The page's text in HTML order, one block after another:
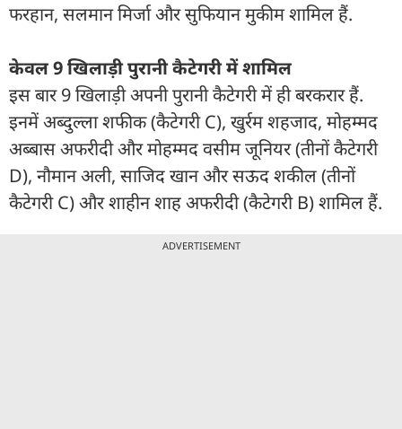
फरहान, सलमान मिर्जा और सुफि‍यान मुकीम शामिल हैं.
केवल 9 ख‍िलाड़ी पुरानी कैटेगरी में शामिल
इस बार 9 खिलाड़ी अपनी पुरानी कैटेगरी में ही बरकरार हैं.
इनमें अब्दुल्ला शफीक (कैटेगरी C), खुर्रम शहजाद, मोहम्मद
अब्बास अफरीदी और मोहम्मद वसीम जूनियर (तीनों कैटेगरी
D), नौमान अली, साजिद खान और सऊद शकील (तीनों
कैटेगरी C) और शाहीन शाह अफरीदी (कैटेगरी B) शामिल हैं.
ADVERTISEMENT